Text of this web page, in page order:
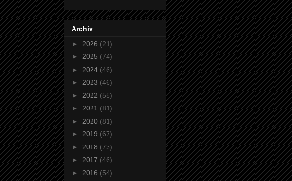
Archiv
► 2026 (21)
► 2025 (74)
► 2024 (46)
► 2023 (46)
► 2022 (55)
► 2021 (81)
► 2020 (81)
► 2019 (67)
► 2018 (73)
► 2017 (46)
► 2016 (54)